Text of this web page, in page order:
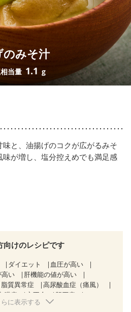
のみそ汁
当量 1.1 g
と、油揚げのコクが広がるみそ
が増し、塩分控えめでも満足感
向けのレシピです
ダイエット
血圧が高い
高い
肝機能の値が高い
脂質異常症
高尿酸血症（痛風）
膜症 心不全
胆石症
群（IBS）
らに表示する